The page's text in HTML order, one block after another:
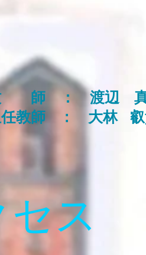
師 ： 渡辺
任教師 : 大林 叡
セス